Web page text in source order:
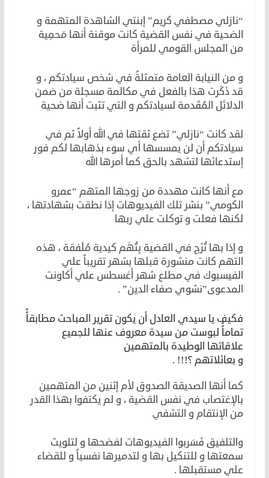
“نازلي مصطفي كريم” إبنتي الشاهدة المتهمة و
الضحية في نفس القضية كانت موقنة أنها مَحمِية
من المجلس القومي للمرأة
و من النيابة العامة متمثلةً في شخص سيادتكم ، و
قد ذَكَرت هذا بالفعل في مكالمة مسجلة من ضمن
الدلائل المُقَدمة لسيادتكم و التي تثبت أنها ضحية
لقد كانت “نازلي” تضع ثقتها في الله أولاً ثم في
سيادتكم أن لن يمسسها أي سوء بذهابها لكم فور
إستدعائها لتشهد بالحق كما أمرها الله
مع أنها كانت مهددة من زوجها المتهم “عمرو
الكومي” بنشر تلك الفيديوهات إذا نطقت بشهادتها ،
لكنها فعلت و توكلت علي ربها
و إذا بها تُزَج في القضية بِتُهَم كيدية مُلَفقة ، هذه
التهم كانت منشورة قبلها بشهر تقريباً علي
الفيسبوك في مطلع شهر أغسطس علي أكاونت
المدعوى”نشوي صفاء الدين” .
فكيف يا سيدي العادل أن يكون تقرير المباحث مطابقاًً
تماماًً لبوست من سيدة معروف عنها للجميع
علاقاتها الوطيدة بالمتهمين
و بعائلاتهم ؟!!! .
كما أنها الصديقة الصدوق لأم إثنين من المتهمين
بالإغتصاب في نفس القضية ، و لم يكتفوا بهذا القدر
من الإنتقام و التشفي
والتلفيق فَسَربوا الفيديوهات لفضحها و لتلويث
سمعتها و للتنكيل بها و لتدميرها نفسياً و للقضاء
علي مستقبلها .